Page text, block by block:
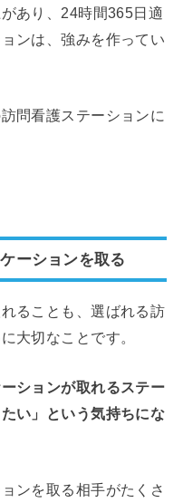
あり、24時間365日適
ンは、強みを作ってい
問看護ステーションに
ーションを取る
ることも、選ばれる訪
大切なことです。
ションが取れるステー
い」という気持ちにな
ンを取る相手がたくさ